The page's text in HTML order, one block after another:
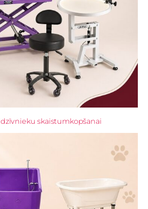
skaistumkopšanai